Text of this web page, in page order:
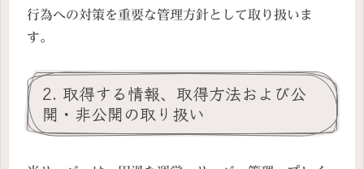
行為への対策を重要な管理方針として取り扱いま
す。
2. 取得する情報、取得方法および公
開・非公開の取り扱い